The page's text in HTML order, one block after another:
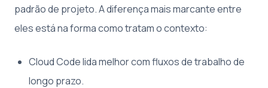
padrão de projeto. A diferença mais marcante entre
eles está na forma como tratam o contexto:
Cloud Code lida melhor com fluxos de trabalho de
longo prazo.